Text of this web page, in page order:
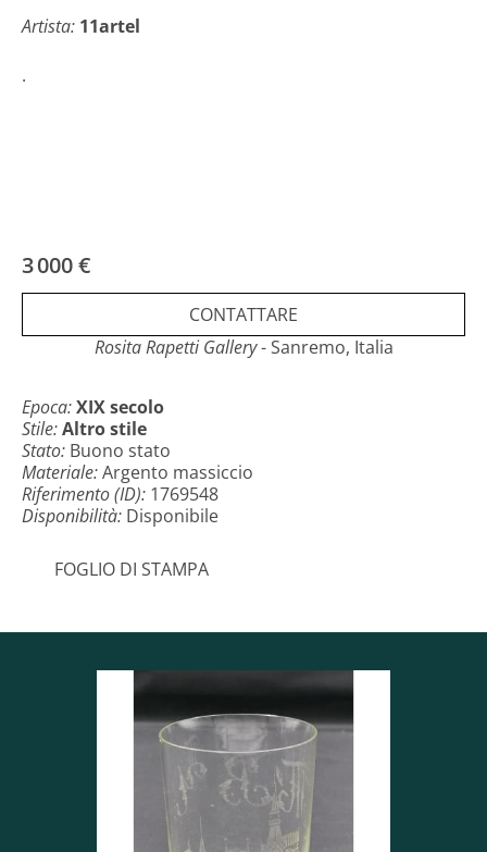
Artista: 11artel
.
3 000 €
CONTATTARE
Rosita Rapetti Gallery- Sanremo, Italia
Epoca:XIX secolo
Stile:Altro stile
Stato: Buono stato
Materiale:Argento massiccio
Riferimento (ID): 1769548
Disponibilità: Disponibile
FOGLIO DI STAMPA